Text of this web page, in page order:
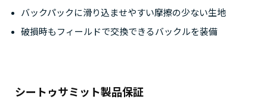
シートゥサミット製品保証
バックパックに滑り込ませやすい摩擦の少ない生地
破損時もフィールドで交換できるバックルを装備